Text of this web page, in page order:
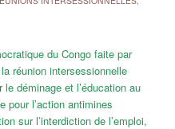
du Congo faite par
réunion intersessionnelle
déminage et l’éducation au
pour l’action antimines
sur l’interdiction de l’emploi,